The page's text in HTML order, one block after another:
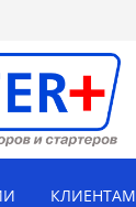
КЛИЕНТАМ